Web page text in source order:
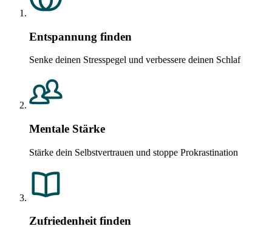
Entspannung finden
Senke deinen Stresspegel und verbessere deinen Schlaf
Mentale Stärke
Stärke dein Selbstvertrauen und stoppe Prokrastination
Zufriedenheit finden